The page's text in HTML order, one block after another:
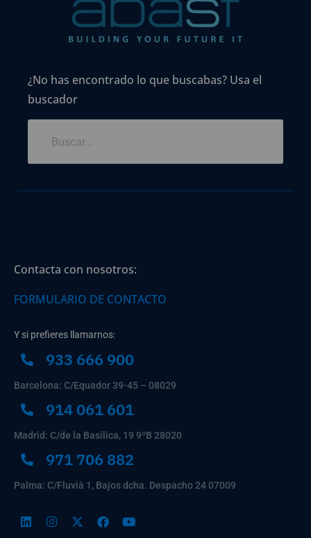
¿No has encontrado lo que buscabas? Usa el
buscador
Contacta con nosotros:
FORMULARIO DE CONTACTO
Y si prefieres llamarnos:
933 666 900
Barcelona: C/Equador 39-45 – 08029
914 061 601
Madrid: C/de la Basílica, 19 9ºB 28020
971 706 882
Palma: C/Fluvià 1, Bajos dcha. Despacho 24 07009